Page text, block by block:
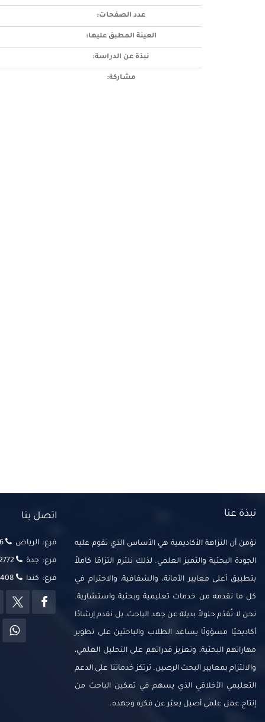
عدد الصفحات:
العينة المطبق عليها:
نبذة عن الدراسة:
مشاركة:
نبذة عنا
نؤمن أن النزاهة الأكاديمية هي الأساس الذي تقوم عليه
الجودة البحثية والتميز العلمي. لذلك نلتزم التزامًا كاملاً
بتطبيق أعلى معايير الأمانة، والشفافية، والاحترام في
كل ما نقدمه من خدمات تعليمية وبحثية واستشارية.
نحن لا نُقدّم حلولاً بديلة عن جهد الباحث، بل نقدم إرشادًا
أكاديميًا مسؤولًا يساعد الطلاب والباحثين على تطوير
مهاراتهم البحثية، وتعزيز قدراتهم على التحليل العلمي،
والالتزام بمعايير البحث الرصين. ترتكز خدماتنا على الدعم
التعليمي الأخلاقي الذي يسهم في تمكين الباحث من
إنتاج عمل علمي أصيل يعبّر عن فكره وجهده.
اتصل بنا
فرع: الرياض
فرع: جدة
فرع: كندا